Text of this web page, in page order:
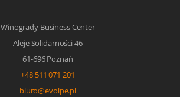
Winogrady Business Center
Aleje Solidarności 46
61-696 Poznań
+48 511 071 201
biuro@evolpe.pl